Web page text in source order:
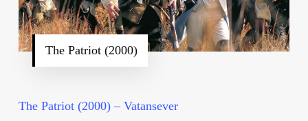
The Patriot (2000)
The Patriot (2000) – Vatansever